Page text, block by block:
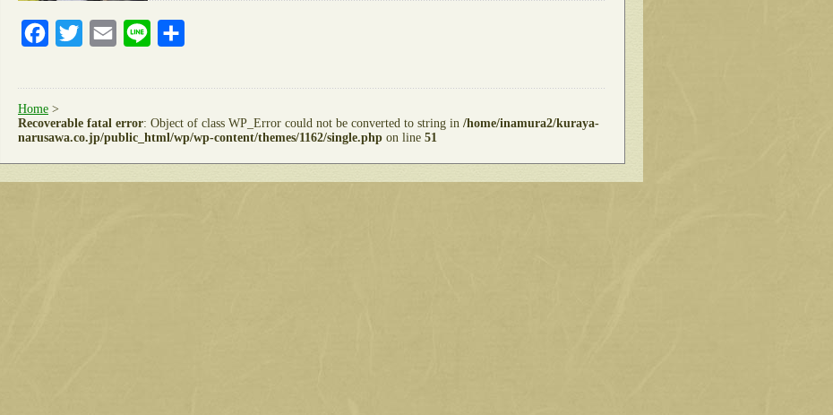
FacebookTwitter Email Line
Home >
Recoverable fatal error: Object of class WP_Error could not be converted to string in /home/inamura2/kuraya-
narusawa.co.jp/public_html/wp/wp-content/themes/1162/single.php on line 51